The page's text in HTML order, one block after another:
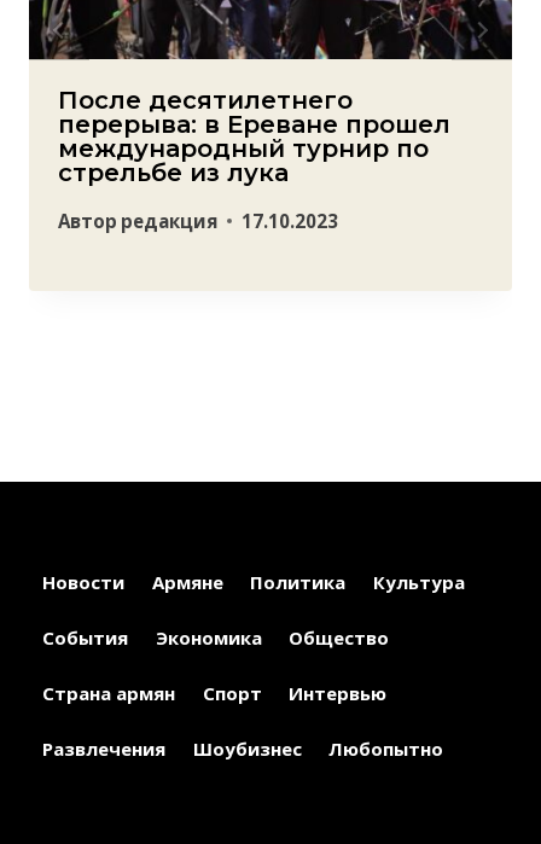
После десятилетнего
перерыва: в Ереване прошел
международный турнир по
стрельбе из лука
Автор редакция 17.10.2023
Новости Армяне Политика Культура
События Экономика Общество
Страна армян Спорт Интервью
Развлечения Шоубизнес Любопытно